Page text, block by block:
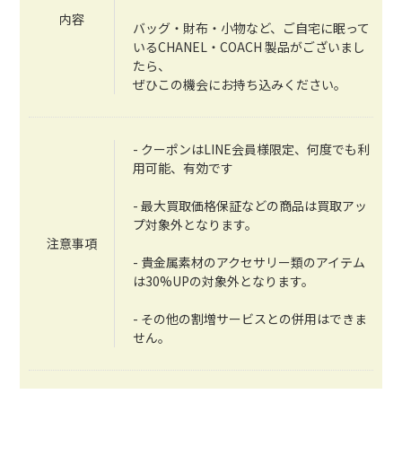
内容
バッグ・財布・小物など、ご自宅に眠って
いるCHANEL・COACH 製品がございまし
たら、
ぜひこの機会にお持ち込みください。
注意事項
- クーポンはLINE会員様限定、何度でも利
用可能、有効です
- 最大買取価格保証などの商品は買取アッ
プ対象外となります。
- 貴金属素材のアクセサリー類のアイテム
は30%UPの対象外となります。
- その他の割増サービスとの併用はできま
せん。